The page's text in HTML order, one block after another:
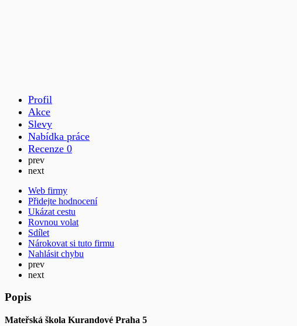
Profil
Akce
Slevy
Nabídka práce
Recenze 0
prev
next
Web firmy
Přidejte hodnocení
Ukázat cestu
Rovnou volat
Sdílet
Nárokovat si tuto firmu
Nahlásit chybu
prev
next
Popis
Mateřská škola Kurandové Praha 5